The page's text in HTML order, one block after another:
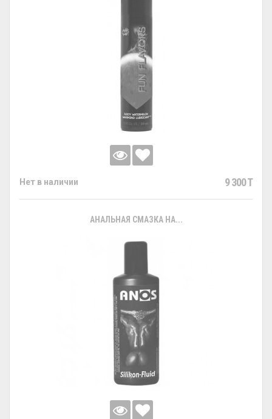
Нет в наличии 9 300 T
АНАЛЬНАЯ СМАЗКА НА...